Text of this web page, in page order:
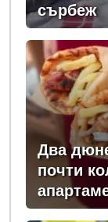
сърбеж
Два
почти